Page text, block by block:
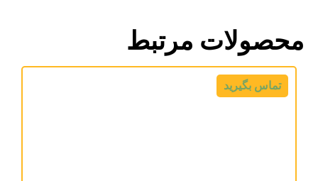
محصولات مرتبط
تماس بگیرید